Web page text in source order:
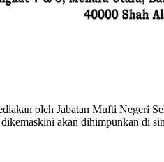
oleh Jabatan Mufti Negeri
akan dihimpunkan di